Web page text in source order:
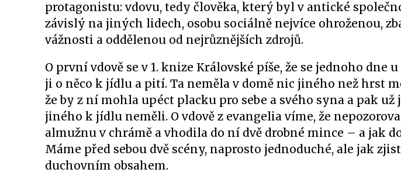
protagonistu: vdovu, tedy člověka, který byl v antické
závislý na jiných lidech, osobu sociálně nejvíce ohroženou,
vážnosti a oddělenou od nejrůznějších zdrojů.
O první vdově se v 1. knize Královské píše, že se jednoho dne
ji o něco k jídlu a pití. Ta neměla v domě nic jiného než hrst
že by z ní mohla upéct placku pro sebe a svého syna a pak
jiného k jídlu neměli. O vdově z evangelia víme, že
almužnu v chrámě a vhodila do ní dvě drobné mince – a jak
Máme před sebou dvě scény, naprosto jednoduché, ale jak
duchovním obsahem.